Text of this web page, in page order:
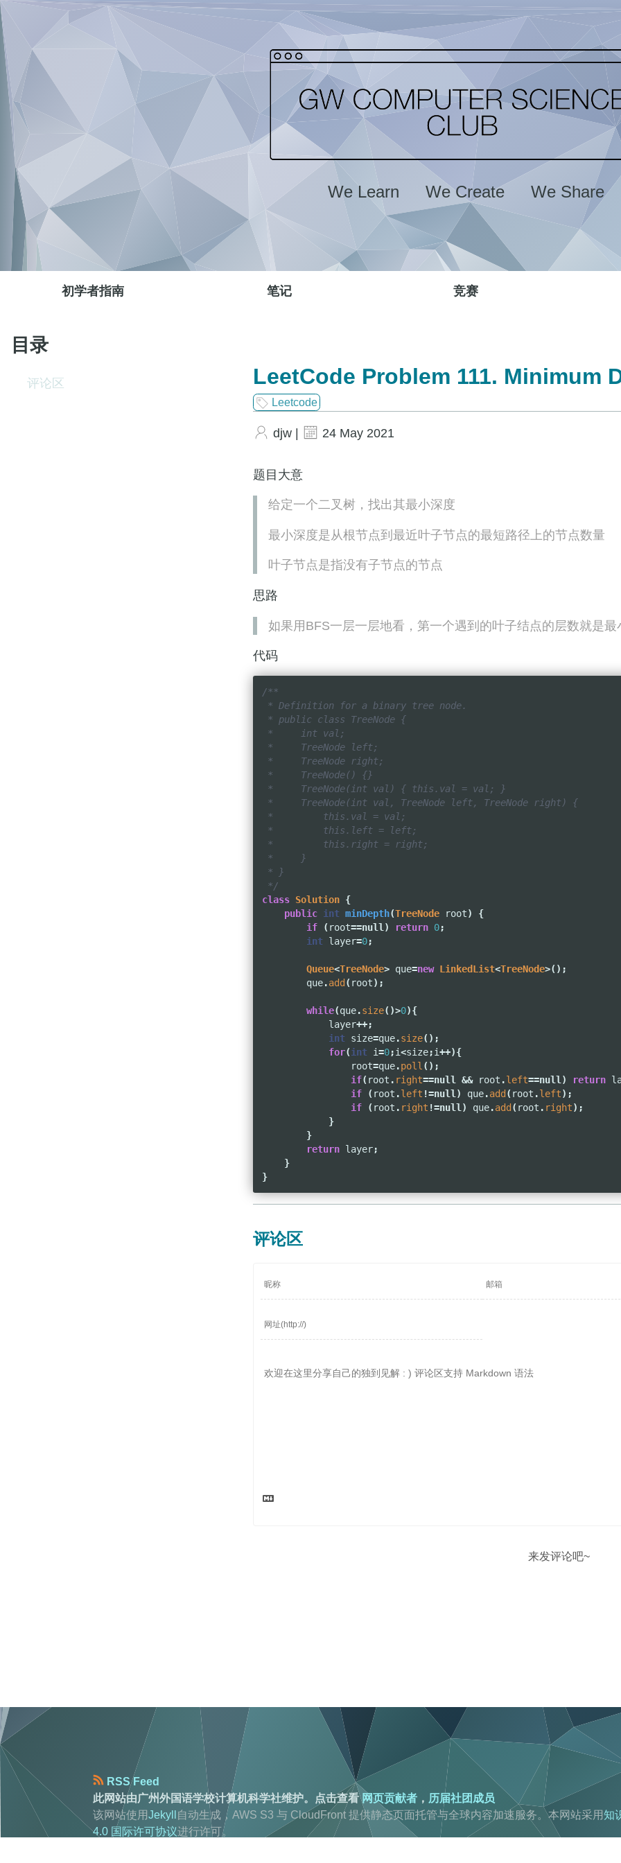
We Learn We Create We Share
初学者指南 笔记 竞赛
目录
评论区 LeetCode Problem 111. Minimum
Leetcode
djw | 24 May 2021
题目大意
给定一个二叉树，找出其最小深度
最小深度是从根节点到最近叶子节点的最短路径上的节点数量
叶子节点是指没有子节点的节点
思路
如果用BFS一层一层地看，第一个遇到的叶子结点的层数就是最
代码
/**
* Definition for a binary tree node.
* public class TreeNode {
*     int val;
*     TreeNode left;
*     TreeNode right;
*     TreeNode() {}
*     TreeNode(int val) { this.val = val; }
*     TreeNode(int val, TreeNode left, TreeNode right) {
*         this.val = val;
*         this.left = left;
*         this.right = right;
*     }
* }
*/
class Solution {
public int minDepth(TreeNode root)
{
if
( root==null ) return 0;
int layer=0;
Queue<TreeNode> que=new LinkedList<TreeNode>();
que.add ( root);
while(que.size()>0){
layer++;
int size=que.size();
for(int i=0;i<size;i++){
root=que.poll ();
if( root . right==null && root .left==null ) return
if
( root .left !=null ) que.add ( root .left);
if
( root . right !=null ) que.add ( root . right);
}
}
return layer;
}
}
评论区
来发评论吧~
RSS Feed
此网站由广州外国语学校计算机科学社维护。点击查看网页贡献者 ， 历届社团成员
该网站使用Jekyll 自动生成，AWS S3 与 CloudFront 提供静态页面托管与全球内容加速服务。本网站采用 知
4.0 国际许可协议进行许可。